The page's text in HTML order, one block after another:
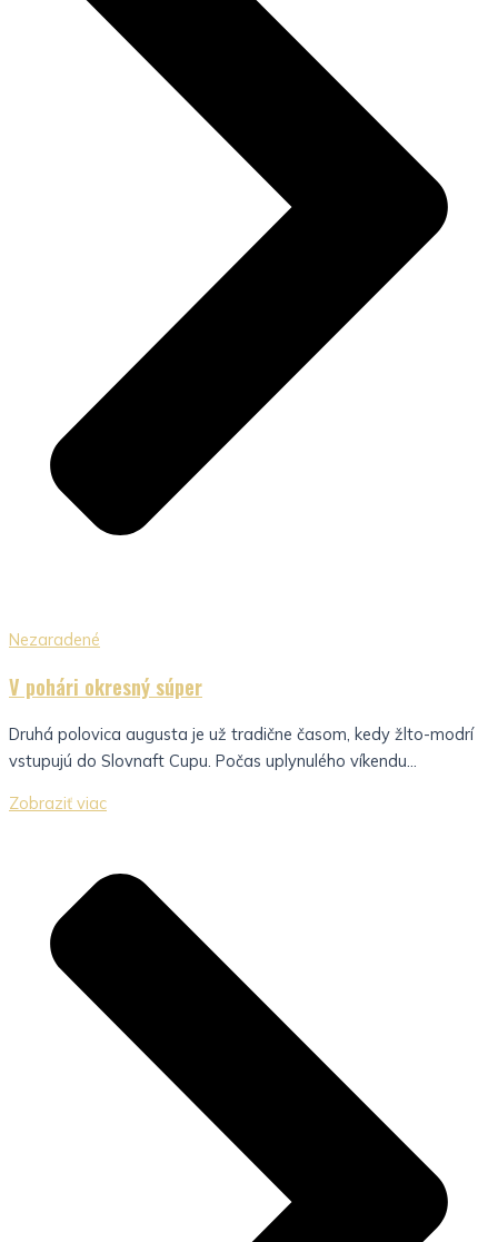
Nezaradené
V pohári okresný súper
Druhá polovica augusta je už tradične časom, kedy žlto-modrí
vstupujú do Slovnaft Cupu. Počas uplynulého víkendu...
Zobraziť viac